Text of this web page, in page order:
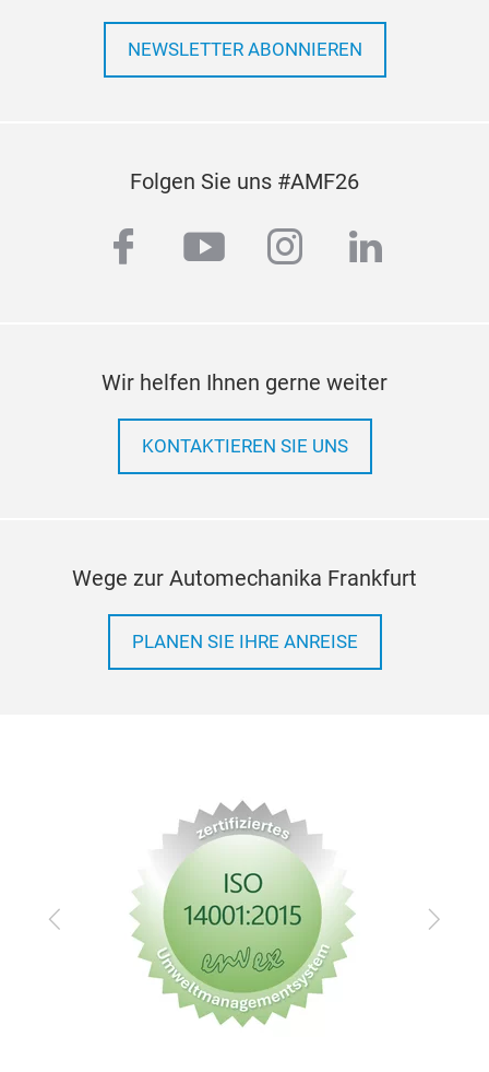
NEWSLETTER ABONNIEREN
Folgen Sie uns #AMF26
facebook
youtubeinstagram
linkedin
Wir helfen Ihnen gerne weiter
KONTAKTIEREN SIE UNS
Wege zur Automechanika Frankfurt
PLANEN SIE IHRE ANREISE
Zurück Vor